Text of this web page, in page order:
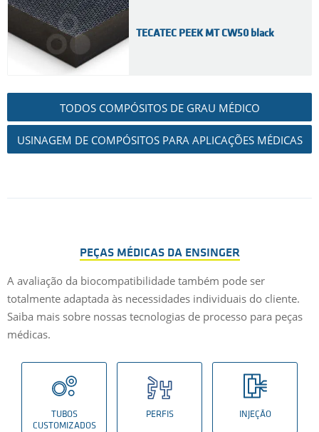
TECATEC PEEK MT CW50 black
TODOS COMPÓSITOS DE GRAU MÉDICO
USINAGEM DE COMPÓSITOS PARA APLICAÇÕES MÉDICAS
PEÇAS MÉDICAS DA ENSINGER
A avaliação da biocompatibilidade também pode ser
totalmente adaptada às necessidades individuais do cliente.
Saiba mais sobre nossas tecnologias de processo para peças
médicas.
TUBOS
CUSTOMIZADOS
PERFIS INJEÇÃO